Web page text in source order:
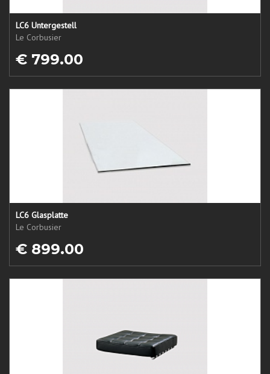
LC6 Untergestell
Le Corbusier
€ 799.00
LC6 Glasplatte
Le Corbusier
€ 899.00